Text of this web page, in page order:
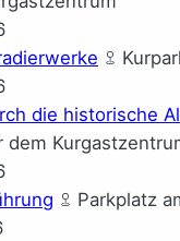
die historische
dem
Parkplatz